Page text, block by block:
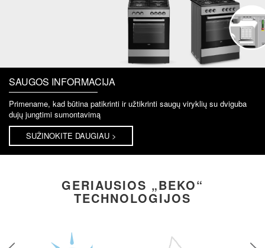
SAUGOS INFORMACIJA
Primename, kad būtina patikrinti ir užtikrinti saugų viryklių su dviguba
dujų jungtimi sumontavimą
SUŽINOKITE DAUGIAU >
GERIAUSIOS „BEKO“
TECHNOLOGIJOS